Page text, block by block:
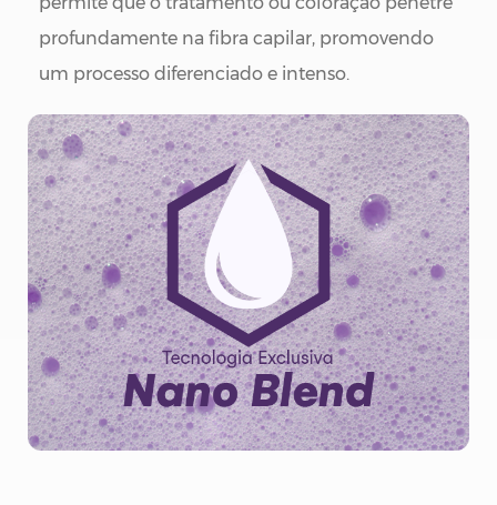
profundamente na fibra capilar, promovendo
um processo diferenciado e intenso.